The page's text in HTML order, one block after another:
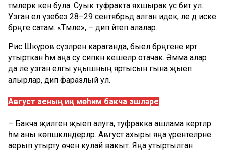
тәмлерәк кенә була. Суык туфракта яхшырак үсә бит ул.
Узган ел үзебез 28–29 сентябрьдә алган идек, әле дә иске
бәрәңге сатам. «Тәмле», – дип әйтеп алалар.
Рәис Шәкүров сүзләренә караганда, быел бәрәңгене иртә
утырткан һәм аңа су сипкән кешеләр отачак. Әмма алар
да әле узган елгы уңышның яртысын гына җыеп
алырлар, дип фаразлый ул.
Август аеның иң мөһим бакча эшләре
– Бакча җиләген җыеп алуга, туфракка ашлама кертәләр
һәм аны көпшәкләндерәләр. Август ахыры яңа үрентеләрне
аерып утырту өчен кулай вакыт. Яңа утыртылган